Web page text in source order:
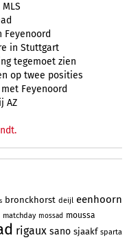
Feyenoord
in Stuttgart
tegemoet zien
op twee posities
Feyenoord
AZ
bronckhorst deijl eenhoorn
matchday mossad moussa
rigaux sano sjaakf sparta